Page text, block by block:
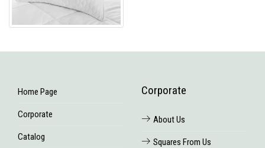
Home Page
Corporate
Catalog
Corporate
About Us
Squares From Us